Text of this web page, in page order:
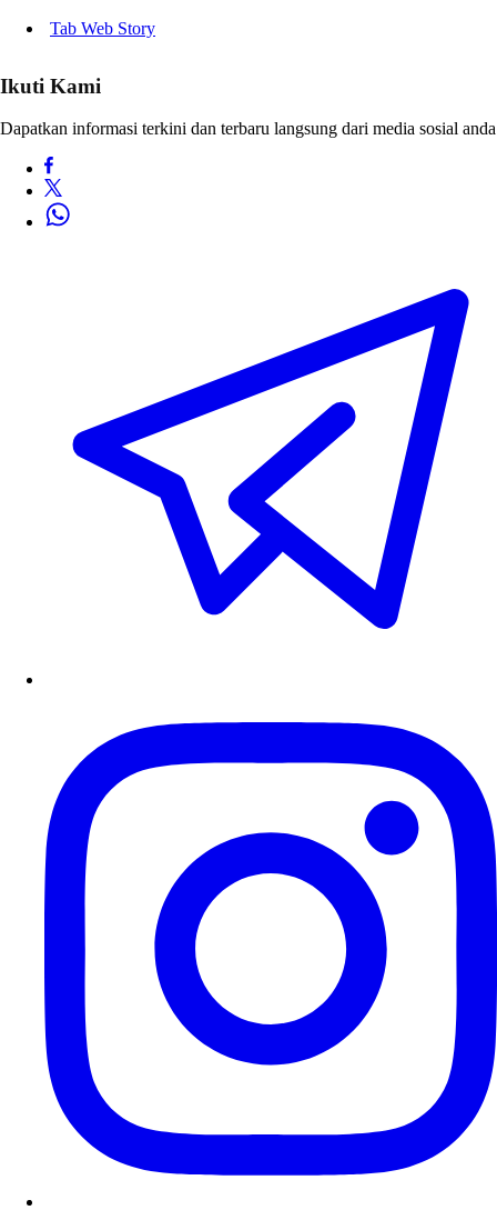
Tab Web Story
Ikuti Kami
Dapatkan informasi terkini dan terbaru langsung dari media sosial anda